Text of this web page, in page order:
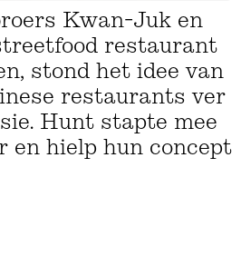
Kwan-Juk en
restaurant
stond het idee van
restaurants ver
Hunt stapte mee
en hielp hun concept